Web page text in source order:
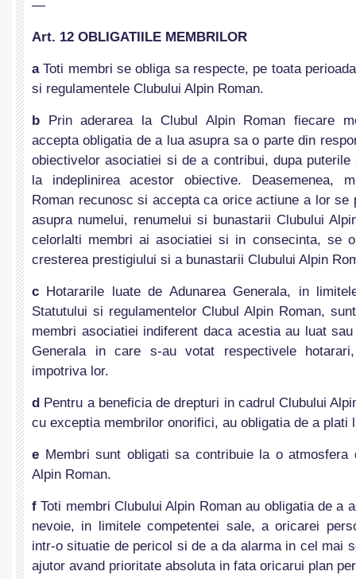
—
Art. 12 OBLIGATIILE MEMBRILOR
aToti membri se obliga sa respecte, pe toata
si regulamentele Clubului Alpin Roman.
b Prin aderarea la Clubul Alpin Roman fiecare
accepta obligatia de a lua asupra sa o parte din
obiectivelor asociatiei si de a contribui, dupa
la indeplinirea acestor obiective. Deasemenea,
Roman recunosc si accepta ca orice actiune a lor se
asupra numelui, renumelui si bunastarii Clubului
celorlalti membri ai asociatiei si in consecinta, se
cresterea prestigiului si a bunastarii Clubului Alpin
c Hotararile luate de Adunarea Generala, in
Statutului si regulamentelor Clubul Alpin Roman,
membri asociatiei indiferent daca acestia au luat
Generala in care s-au votat respectivele
impotriva lor.
d Pentru a beneficia de drepturi in cadrul Clubului
cu exceptia membrilor onorifici, au obligatia de a plati
e Membri sunt obligati sa contribuie la o atmosfera
Alpin Roman.
fToti membri Clubului Alpin Roman au obligatia de a
nevoie, in limitele competentei sale, a oricarei
intr-o situatie de pericol si de a da alarma in cel mai
ajutor avand prioritate absoluta in fata oricarui plan